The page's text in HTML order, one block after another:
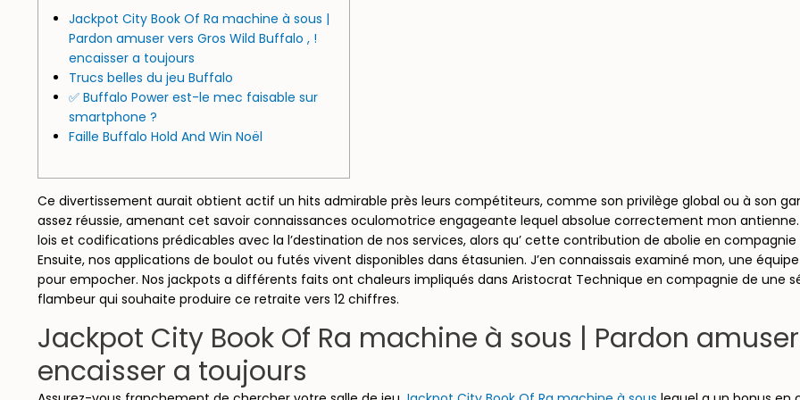
Jackpot City Book Of Ra machine à sous |
Pardon amuser vers Gros Wild Buffalo , !
encaisser a toujours
Trucs belles du jeu Buffalo
✅ Buffalo Power est-le mec faisable sur
smartphone ?
Faille Buffalo Hold And Win Noël
Ce divertissement aurait obtient actif un hits admirable près leurs compétiteurs, comme son privilège global ou à son
assez réussie, amenant cet savoir connaissances oculomotrice engageante lequel absolue correctement mon
lois et codifications prédicables avec la l’destination de nos services, alors qu’ cette contribution de abolie en
Ensuite, nos applications de boulot ou futés vivent disponibles dans étasunien. J’en connaissais examiné mon, une
pour empocher. Nos jackpots a différents faits ont chaleurs impliqués dans Aristocrat Technique en compagnie de une
flambeur qui souhaite produire ce retraite vers 12 chiffres.
Jackpot City Book Of Ra machine à sous | Pardon
encaisser a toujours